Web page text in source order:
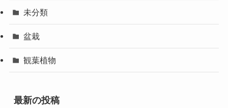
未分類
盆栽
観葉植物
最新の投稿